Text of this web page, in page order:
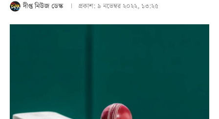
দীপ্ত নিউজ ডেস্ক প্রকাশ: ৯ নভেম্বর ২০২২, ১৩:২৫